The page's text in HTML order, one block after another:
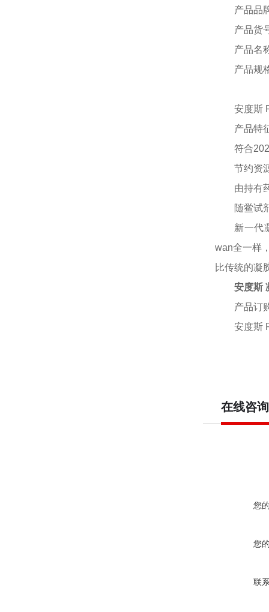
产品品
产品货
产品名
产品规
安度斯
产品特
符合
节约资
由持有
随鲎试
新一代
wan全一样
比传统的凝
安度斯
产品订
安度斯
在线咨询
您
您
联